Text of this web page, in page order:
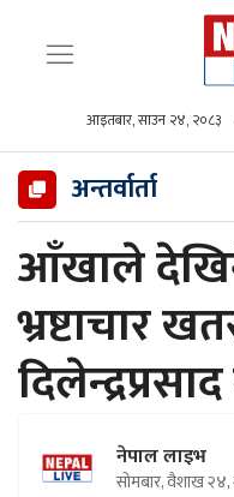
आइतबार, साउन २४, २०८३
अन्तर्वार्ता
आँखाले
भ्रष्टाचार
नेपाल लाइभ
सोमबार, वैशाख